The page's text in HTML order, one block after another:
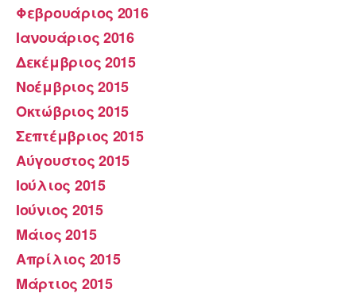
Φεβρουάριος 2016
Ιανουάριος 2016
Δεκέμβριος 2015
Νοέμβριος 2015
Οκτώβριος 2015
Σεπτέμβριος 2015
Αύγουστος 2015
Ιούλιος 2015
Ιούνιος 2015
Μάιος 2015
Απρίλιος 2015
Μάρτιος 2015